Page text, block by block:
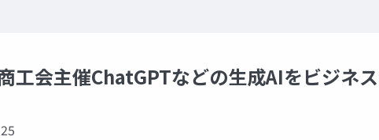
工会主催ChatGPTなどの生成AIをビジネ